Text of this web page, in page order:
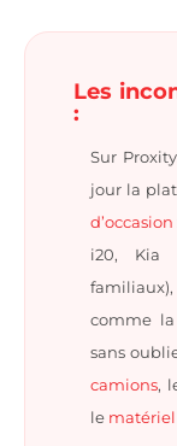
Les
:
Sur
jour la
d’occasion
i20, Kia
comme
sans
camions,
le matériel